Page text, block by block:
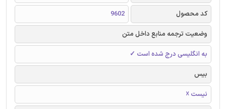
کد محصول
9602
وضعیت ترجمه منابع داخل متن
به انگلیسی درج شده است ✓
بیس
نیست ☓